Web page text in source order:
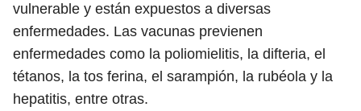
vulnerable y están expuestos a diversas
enfermedades. Las vacunas previenen
enfermedades como la poliomielitis, la difteria, el
tétanos, la tos ferina, el sarampión, la rubéola y la
hepatitis, entre otras.